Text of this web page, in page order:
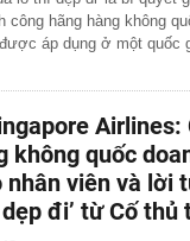
công hãng hàng không
áp dụng ở một quốc
Airlines:
không quốc
viên và lời
đi’ từ Cố thủ